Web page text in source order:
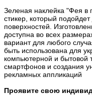
Зеленая наклейка "Фея в
стикер, который
поверхностей.
доступна во всех
вариант для любого
быть использована для
компьютерной и бытовой
смартфонов и создания
рекламных аппликаций
Проявите свою